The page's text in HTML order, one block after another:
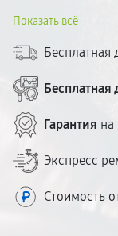
Работаем с
гарантию на все
до начала
Показать всё
Бесплатная
Бесплатная
Гарантия на
Экспресс
Стоимость